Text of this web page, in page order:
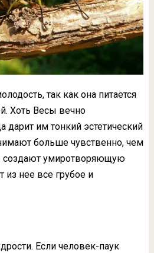
так как она питается
Хоть Весы вечно
дарит им тонкий эстетический
больше чувственно, чем
создают умиротворяющую
нее все грубое и
Если человек-паук